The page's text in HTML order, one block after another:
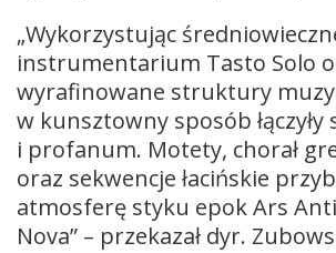
„Wykorzystując
instrumentarium Tasto Solo
wyrafinowane struktury
w kunsztowny sposób łączyły
i profanum. Motety, chorał
oraz sekwencje łacińskie
atmosferę styku epok Ars
Nova” – przekazał dyr.